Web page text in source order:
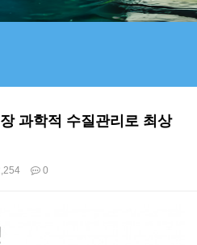
과학적 수질관리로 최상
0